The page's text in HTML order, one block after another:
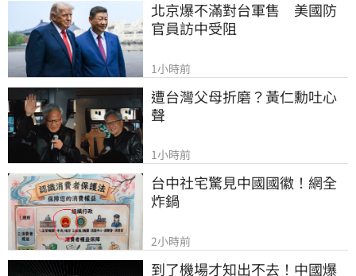
北京爆不滿對台軍售　美國防
官員訪中受阻
1小時前
遭台灣父母折磨？黃仁勳吐心
聲
1小時前
台中社宅驚見中國國徽！網全
炸鍋
2小時前
到了機場才知出不去！中國爆